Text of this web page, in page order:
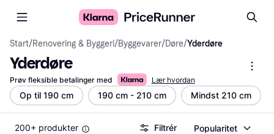
Start/Renovering & Byggeri/Byggevarer/Døre/Yderdøre
Yderdøre
Prøv fleksible betalinger med Lær hvordan
Op til 190 cm 190 cm - 210 cm Mindst 210 cm
200+ produkter Filtrér Popularitet